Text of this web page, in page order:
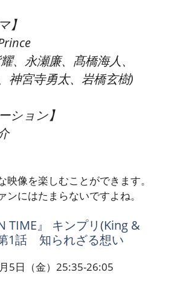
】
、永瀬廉、髙橋海人、
神宮寺勇太、岩橋玄樹)
ション】
映像を楽しむことができます。
ンにはたまらないですよね。
TIME』 キンプリ(King &
1話 知られざる想い
5日（金）25:35-26:05